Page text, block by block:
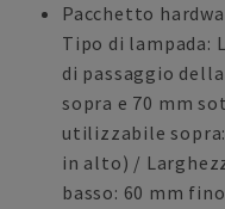
Pacchetto
Tipo di lampada:
di passaggio
sopra e 70 mm
utilizzabile
in alto) /
basso: 60 mm